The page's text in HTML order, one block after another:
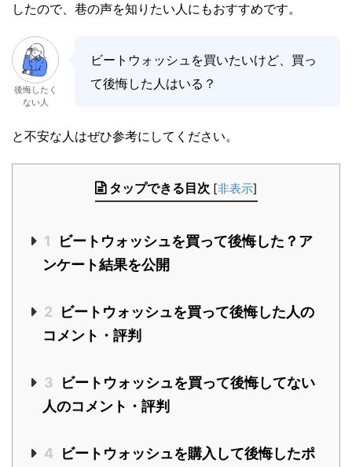
したので、巷の声を知りたい人にもおすすめです。
後悔したく
ない人
ビートウォッシュを買いたいけど、買っ
て後悔した人はいる？
と不安な人はぜひ参考にしてください。
タップできる目次 [非表示]
1
ビートウォッシュを買って後悔した？ア
ンケート結果を公開
2
ビートウォッシュを買って後悔した人の
コメント・評判
3
ビートウォッシュを買って後悔してない
人のコメント・評判
4
ビートウォッシュを購入して後悔したポ